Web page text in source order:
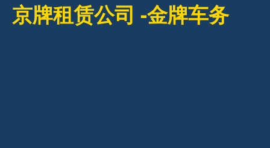
京牌租赁公司 -金牌车务